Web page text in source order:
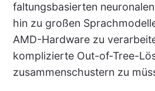
faltungsbasierten
hin zu großen
AMD-Hardware zu
komplizierte Out-of-Tree-
zusammenschustern zu